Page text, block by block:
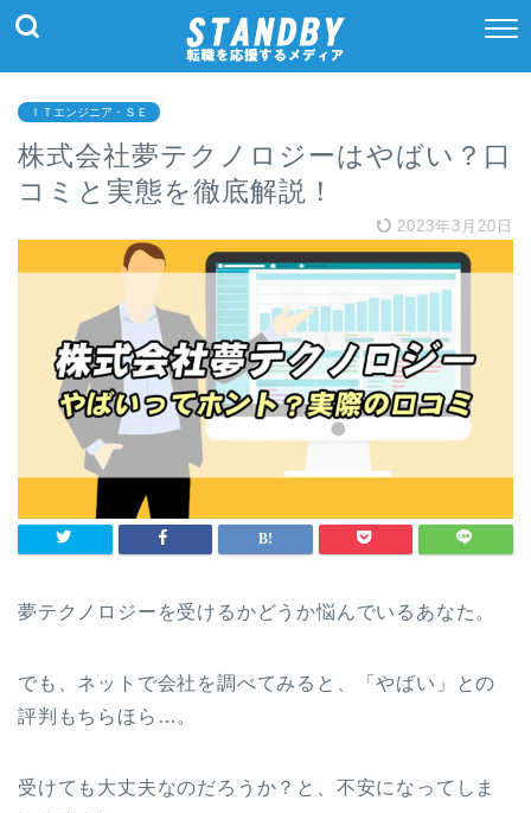
ＩＴエンジニア・ＳＥ
株式会社夢テクノロジーはやばい？口
コミと実態を徹底解説！
2023年3月20日
夢テクノロジーを受けるかどうか悩んでいるあなた。
でも、ネットで会社を調べてみると、「やばい」との
評判もちらほら…。
受けても大丈夫なのだろうか？と、不安になってしま